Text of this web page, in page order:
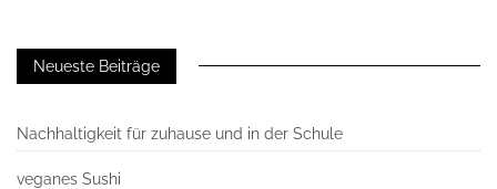
Neueste Beiträge
Nachhaltigkeit für zuhause und in der Schule
veganes Sushi